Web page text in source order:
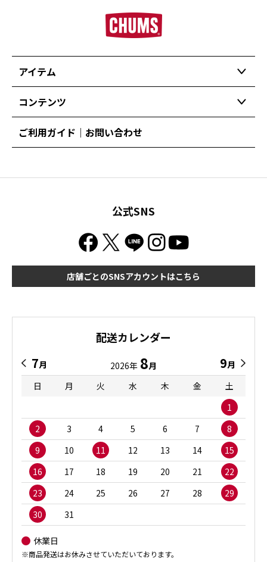
アイテム
コンテンツ
ご利用ガイド｜お問い合わせ
公式SNS
店舗ごとのSNSアカウントはこちら
配送カレンダー
7月 2026年 8月 9月
日
月 火 水 木 金
土
1
2
3 4 5 6 7
8
9
10 11 12 13 14
15
16
17 18 19 20 21
22
23
24 25 26 27 28
29
30
31
休業日
※商品発送はお休みさせていただいております。